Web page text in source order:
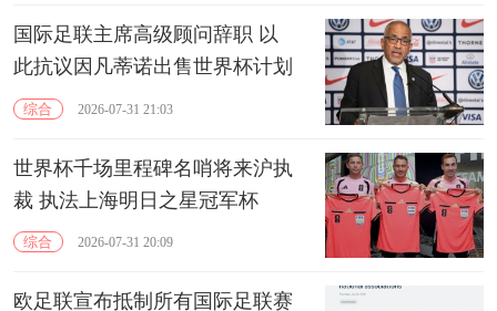
国际足联主席高级顾问辞职 以
此抗议因凡蒂诺出售世界杯计划
综合 2026-07-31 21:03
世界杯千场里程碑名哨将来沪执
裁 执法上海明日之星冠军杯
综合 2026-07-31 20:09
欧足联宣布抵制所有国际足联赛